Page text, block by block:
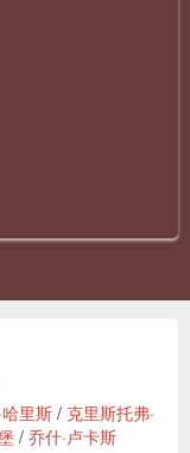
哈里斯 / 克里斯托弗·
/ 乔什·卢卡斯